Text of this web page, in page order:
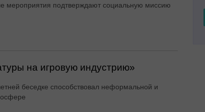
мероприятия подтверждают социальную миссию
на игровую индустрию»
беседке способствовал неформальной и